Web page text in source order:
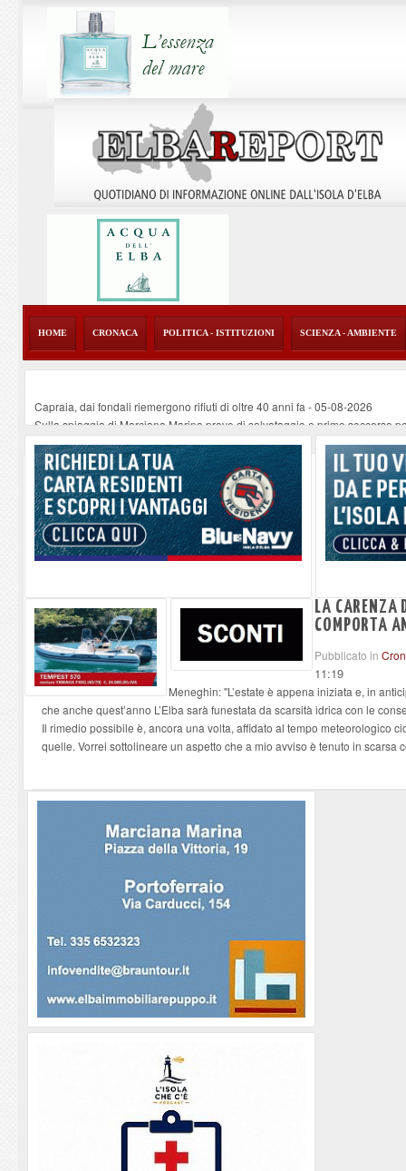
HOME CRONACA POLITICA - ISTITUZIONI SCIENZA - AMBIENTE
Capraia, dai fondali riemergono rifiuti di oltre 40 anni fa -05-08-2026
Sulla spiaggia di Marciana Marina prove di salvataggio e primo soccorso
Rotta Elba–Bali: il viaggio impossibile di Moira Lena Tassi approda al
Il 9 e 11 agosto, due passeggiate alla scoperta di chiese, santi, antichi
Danilo Casali, marinaio decorato dell’Elba e la straordinaria traversata con
LA CARENZA
COMPORTA
Pubblicato in
11:19
Meneghin: "L’estate è appena iniziata e, in
che anche quest’anno L’Elba sarà funestata da scarsità idrica con le
Il rimedio possibile è, ancora una volta, affidato al tempo meteorologico
quelle. Vorrei sottolineare un aspetto che a mio avviso è tenuto in scarsa